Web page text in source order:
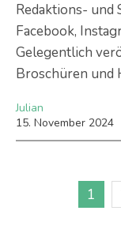
Redaktions- und
Facebook,
Gelegentlich
Broschüren und
Julian
15. November 2024
1